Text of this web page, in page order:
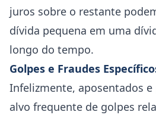
juros sobre o restante
dívida pequena em uma
longo do tempo.
Golpes e Fraudes
Infelizmente, aposentados
alvo frequente de golpes